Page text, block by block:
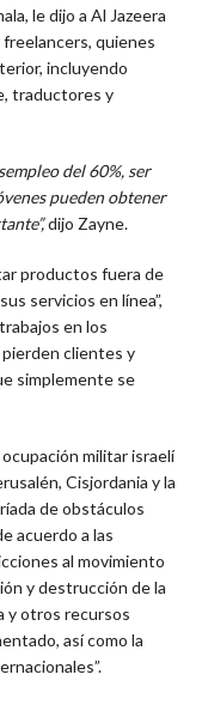
le dijo a Al Jazeera
quienes
incluyendo
traductores y
del 60%, ser
pueden obtener
dijo Zayne.
productos fuera de
servicios en línea”,
en los
pierden clientes y
simplemente se
militar israelí
Cisjordania y la
de obstáculos
acuerdo a las
al movimiento
y destrucción de la
y otros recursos
así como la